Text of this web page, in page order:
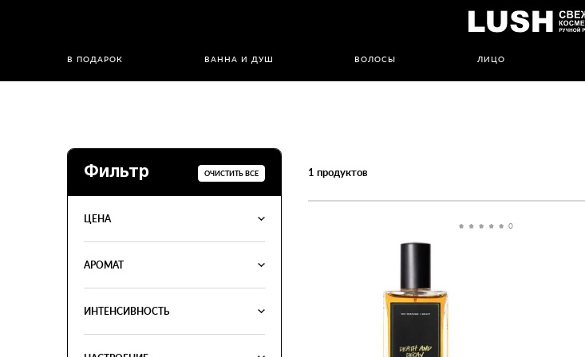
В ПОДАРОК ВАННА И ДУШ ВОЛОСЫ ЛИЦО
Фильтр
ЦЕНА
АРОМАТ
ИНТЕНСИВНОСТЬ
ОЧИСТИТЬ ВСЕ 1 продуктов
0